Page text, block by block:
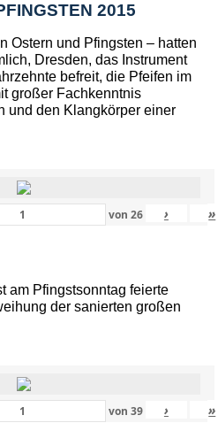
2015
Ostern und Pfingsten – hatten
Dresden, das Instrument
befreit, die Pfeifen im
großer Fachkenntnis
und den Klangkörper einer
von 26 › »
am Pfingstsonntag feierte
der sanierten großen
von 39 › »